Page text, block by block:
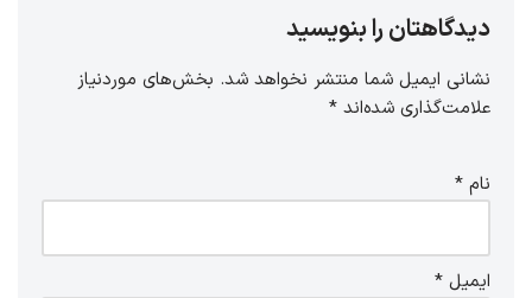
دیدگاهتان را بنویسید
نشانی ایمیل شما منتشر نخواهد شد. بخش‌های موردنیاز
علامت‌گذاری شده‌اند *
نام *
ایمیل *